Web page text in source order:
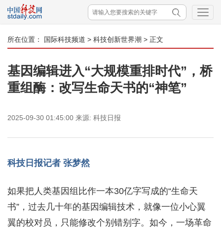
所在位置： 国际科技频道 > 科技创新世界潮 > 正文
基因编辑进入“大规模重排时代”，桥
重组酶：改写生命天书的“神笔”
2025-09-30 01:45:00 来源: 科技日报
科技日报记者 张梦然
如果把人类基因组比作一本30亿字写成的“生命天
书”，过去几十年的基因编辑技术，就像一位小心翼
翼的校对员，只能修改个别错别字。如今，一场革命